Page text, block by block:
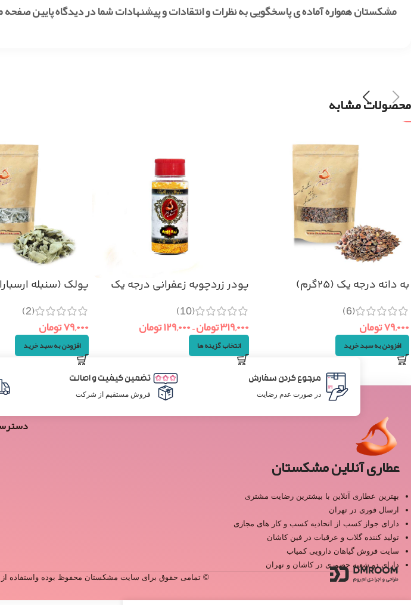
مشکستان همواره آماده ی پاسخگویی به نظرات و انتقادات و پیشنهادات شما در دیدگاه پایین
محصولات مشابه
به دانه درجه یک (۲۵گرم)
(6)
۷۹,۰۰۰تومان
افزودن به سبد خرید
پودر زردچوبه زعفرانی درجه یک
(10)
۳۱۹,۰۰۰تومان–۱۲۹,۰۰۰تومان
انتخاب گزینه ها
پولک (سنبله ارسبارانی)
(2)
۷۹,۰۰۰تومان
افزودن به سبد خرید
مرجوع کردن سفارش
در صورت عدم رضایت
تضمین کیفیت و اصالت
فروش مستقیم از شرکت
عطاری آنلاین مشکستان
بهترین عطاری آنلاین با بیشترین رضایت مشتری
ارسال فوری در تهران
دارای جواز کسب از اتحادیه کسب و کار های مجازی
تولید کننده گلاب و عرقیات در فین کاشان
سایت فروش گیاهان دارویی کمیاب
دارای دو شعبه حضوری در کاشان و تهران
© تمامی حقوق برای سایت مشکستان محفوظ بوده واستفاده از